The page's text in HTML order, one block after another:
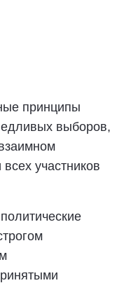
принципы
выборов,
участников